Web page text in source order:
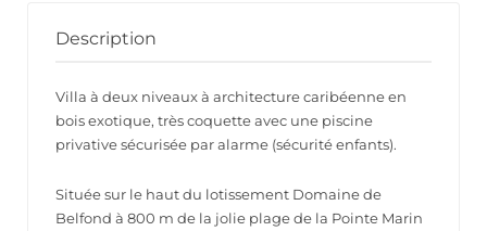
Description
Villa à deux niveaux à architecture caribéenne en
bois exotique, très coquette avec une piscine
privative sécurisée par alarme (sécurité enfants).
Située sur le haut du lotissement Domaine de
Belfond à 800 m de la jolie plage de la Pointe Marin